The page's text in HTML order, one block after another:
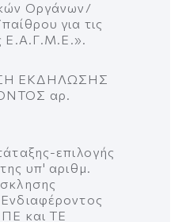
Οργάνων/
για τις
Ε.Α.Γ.Μ.Ε.».
ΕΚΔΗΛΩΣΗΣ
αρ.
επιλογής
υπ' αριθμ.
ΠΕ και ΤΕ